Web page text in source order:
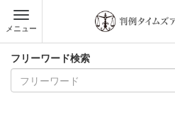
メニュー
フリーワード検索